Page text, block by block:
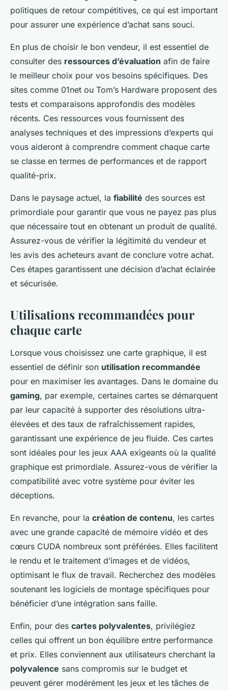
politiques de retour compétitives, ce qui est important
pour assurer une expérience d’achat sans souci.
En plus de choisir le bon vendeur, il est essentiel de
consulter des ressources d’évaluation afin de faire
le meilleur choix pour vos besoins spécifiques. Des
sites comme 01net ou Tom’s Hardware proposent des
tests et comparaisons approfondis des modèles
récents. Ces ressources vous fournissent des
analyses techniques et des impressions d’experts qui
vous aideront à comprendre comment chaque carte
se classe en termes de performances et de rapport
qualité-prix.
Dans le paysage actuel, la fiabilité des sources est
primordiale pour garantir que vous ne payez pas plus
que nécessaire tout en obtenant un produit de qualité.
Assurez-vous de vérifier la légitimité du vendeur et
les avis des acheteurs avant de conclure votre achat.
Ces étapes garantissent une décision d’achat éclairée
et sécurisée.
Utilisations recommandées pour
chaque carte
Lorsque vous choisissez une carte graphique, il est
essentiel de définir son utilisation recommandée
pour en maximiser les avantages. Dans le domaine du
gaming, par exemple, certaines cartes se démarquent
par leur capacité à supporter des résolutions ultra-
élevées et des taux de rafraîchissement rapides,
garantissant une expérience de jeu fluide. Ces cartes
sont idéales pour les jeux AAA exigeants où la qualité
graphique est primordiale. Assurez-vous de vérifier la
compatibilité avec votre système pour éviter les
déceptions.
En revanche, pour la création de contenu, les cartes
avec une grande capacité de mémoire vidéo et des
cœurs CUDA nombreux sont préférées. Elles facilitent
le rendu et le traitement d’images et de vidéos,
optimisant le flux de travail. Recherchez des modèles
soutenant les logiciels de montage spécifiques pour
bénéficier d’une intégration sans faille.
Enfin, pour des cartes polyvalentes, privilégiez
celles qui offrent un bon équilibre entre performance
et prix. Elles conviennent aux utilisateurs cherchant la
polyvalence sans compromis sur le budget et
peuvent gérer modérément les jeux et les tâches de